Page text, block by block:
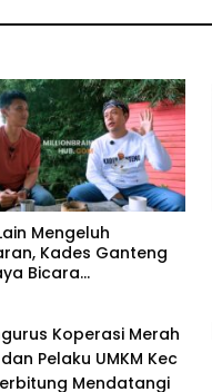
Mengeluh
Kades Ganteng
Bicara